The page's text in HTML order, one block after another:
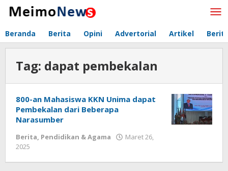
Lewati
Beranda Berita Opini Advertorial Artikel
Tag: dapat pembekalan
800-an Mahasiswa KKN Unima dapat
Pembekalan dari Beberapa
Narasumber
Berita, Pendidikan & Agama
Maret 26,
2025